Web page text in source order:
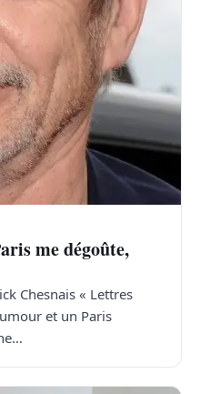
me dégoûte,
Chesnais « Lettres
et un Paris